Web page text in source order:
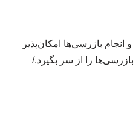
بازرسی‌ها امکان‌پذیر
را از سر بگیرد./